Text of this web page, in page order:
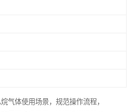
气体使用场景，规范操作流程，